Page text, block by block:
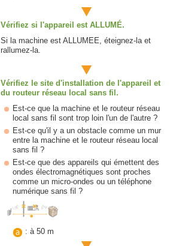
Vérifiez si l'appareil est ALLUMÉ.
Si la machine est ALLUMEE, éteignez-la et
rallumez-la.
Vérifiez le site d'installation de l'appareil et
du routeur réseau local sans fil.
Est-ce que la machine et le routeur réseau
local sans fil sont trop loin l'un de l'autre ?
Est-ce qu'il y a un obstacle comme un mur
entre la machine et le routeur réseau local
sans fil ?
Est-ce que des appareils qui émettent des
ondes électromagnétiques sont proches
comme un micro-ondes ou un téléphone
numérique sans fil ?
: à 50 m